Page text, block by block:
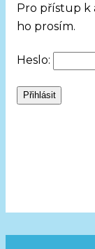
Pro přístup k
ho prosím.
Heslo: